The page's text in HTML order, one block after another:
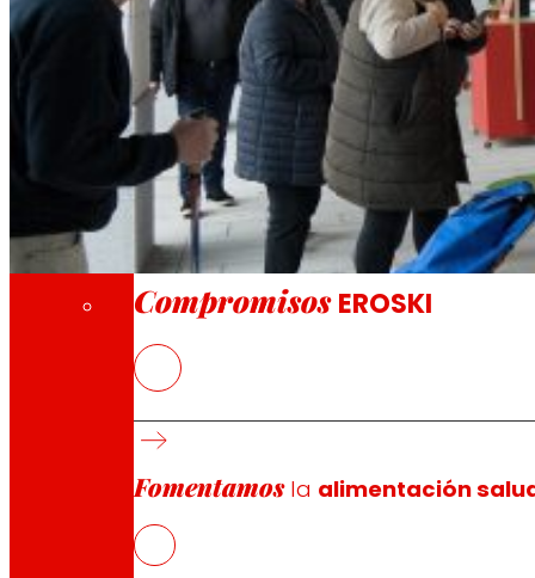
Fundación
A través de nuestra Fundación
Compromisos
Compromisos EROSKI
Fomentamosla alimentación
El nuevo establecimiento ofrece una
Dispone de una sala de ventas de casi
EROSKI colabora en el País Vasco con
ha abierto un supermercado en el número 31